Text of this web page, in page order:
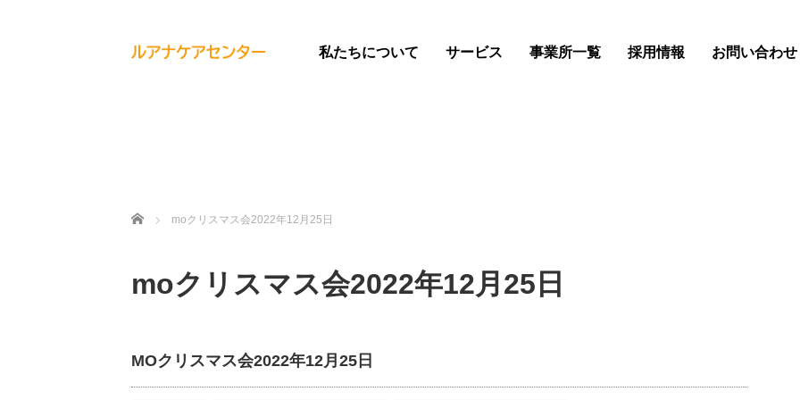
私たちについて サービス 事業所一覧 採用情報 お問い合わせ
ホーム moクリスマス会2022年12月25日
moクリスマス会2022年12月25日
MOクリスマス会2022年12月25日